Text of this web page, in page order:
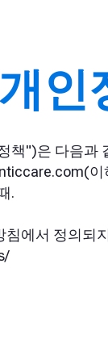
개인
책")은 다음과
.
에서 정의되